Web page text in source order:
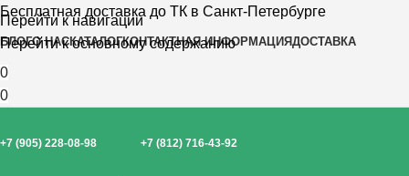
Перейти к навигации
Перейти к основному содержанию
Бесплатная доставка до ТК в Санкт-Петербурге
БЛОГО НАСКАТАЛОГКОНТАКТНАЯ ИНФОРМАЦИЯДОСТАВКА
0
0
+7 (905) 228-08-98 +7 (812) 716-43-92